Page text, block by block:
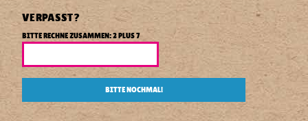
R
L
N
Berlin
VERPASST?
BITTE RECHNE ZUSAMMEN: 2 PLUS 7
BITTE NOCHMAL!